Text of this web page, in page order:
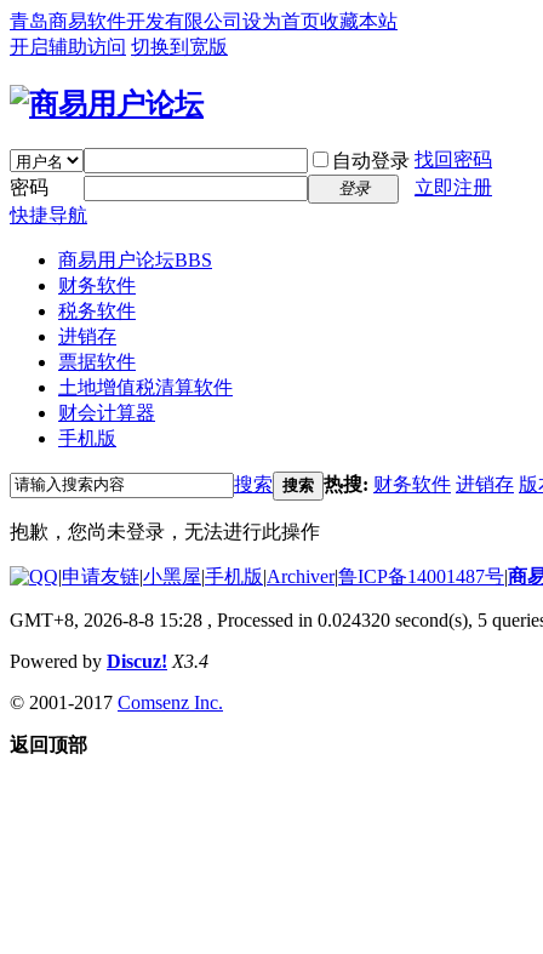
青岛商易软件开发有限公司 设为首页收藏本站
开启辅助访问 切换到宽版
自动登录 找回密码
密码
登录
立即注册
快捷导航
商易用户论坛BBS
财务软件
税务软件
进销存
票据软件
土地增值税清算软件
财会计算器
手机版
搜索 搜索 热搜: 财务软件 进销存 版
抱歉，您尚未登录，无法进行此操作
|申请友链|小黑屋|手机版|Archiver|鲁ICP备14001487号|商
GMT+8, 2026-8-8 15:28 , Processed in 0.024320 second(s), 5
Powered by Discuz! X3.4
© 2001-2017 Comsenz Inc.
返回顶部